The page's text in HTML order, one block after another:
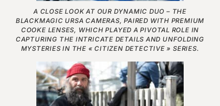
A CLOSE LOOK AT OUR DYNAMIC DUO – THE
BLACKMAGIC URSA CAMERAS, PAIRED WITH PREMIUM
COOKE LENSES, WHICH PLAYED A PIVOTAL ROLE IN
CAPTURING THE INTRICATE DETAILS AND UNFOLDING
MYSTERIES IN THE « CITIZEN DETECTIVE » SERIES.